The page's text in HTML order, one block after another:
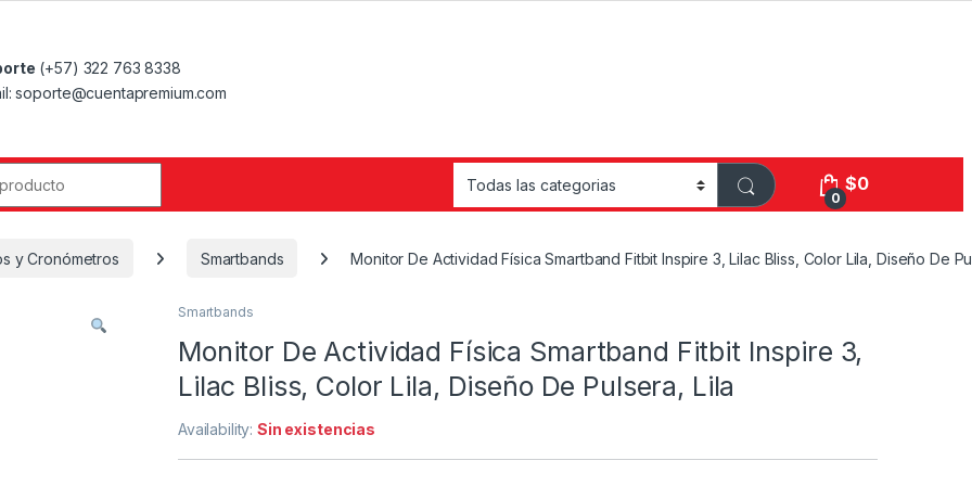
(+57) 322 763 8338
soporte@cuentapremium.com
0
$0
y Cronómetros Smartbands Monitor De Actividad Física Smartband Fitbit Inspire 3, Lilac Bliss, Color Lila, Diseño De
Smartbands
Monitor De Actividad Física Smartband Fitbit Inspire 3,
Lilac Bliss, Color Lila, Diseño De Pulsera, Lila
Availability:Sin existencias